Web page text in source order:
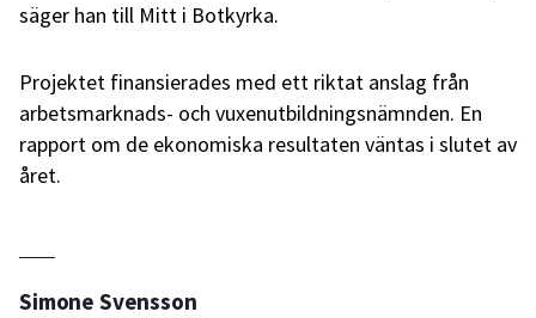
säger han till Mitt i Botkyrka.
Projektet finansierades med ett riktat anslag från
arbetsmarknads- och vuxenutbildningsnämnden. En
rapport om de ekonomiska resultaten väntas i slutet av
året.
Simone Svensson